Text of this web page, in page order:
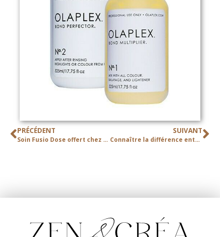
PRÉCÉDENT
Soin Fusio Dose offert chez Zen&Créa Coiffure
SUIVANT
Connaître la différence entre Ombréhair et Mèches